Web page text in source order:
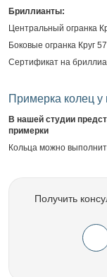
Бриллианты:
Центральный огранка
Боковые огранка Круг
Сертификат на
Примерка колец у
В нашей студии
примерки
Кольца можно
Получить